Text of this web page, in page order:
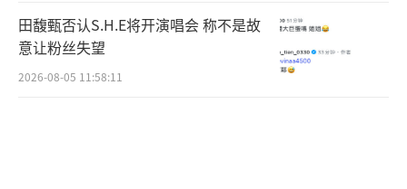
田馥甄否认S.H.E将开演唱会 称不是故
意让粉丝失望
2026-08-05 11:58:11